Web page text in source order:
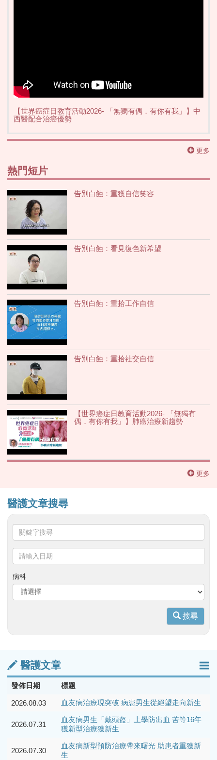
【世界癌症日教育活動2026- 「無獨有偶．有你有我」】中
西醫配合治癌優勢
更多
熱門短片
告別白蝕：重獲自信笑容
告別白蝕：看見復色新希望
告別白蝕：重拾工作自信
告別白蝕：重拾社交自信
【世界癌症日教育活動2026- 「無獨有
偶．有你有我」】肺癌治療新趨勢
更多
醫護文章搜尋
鍵
字
輸
入
日
病科
搜尋
醫護文章
發佈日期 標題
2026.08.03 血友病治療現突破 病患男生從絕望走向新生
2026.07.31
血友病男生「戴頭盔」上學防出血 苦等16年
獲新型治療獲新生
2026.07.30
血友病新型預防治療帶來曙光 助患者重獲新
生